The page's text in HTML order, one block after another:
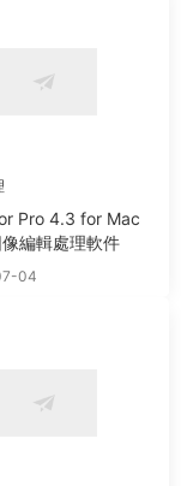
Pro 4.3 for Mac
編輯處理軟件
04